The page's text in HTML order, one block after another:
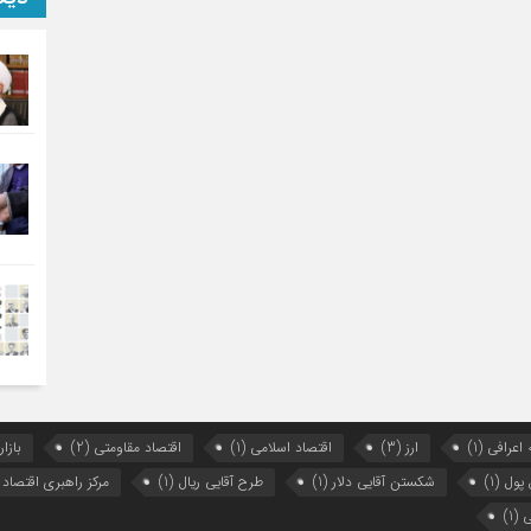
اعرافی (1) ارز (3) اقتصاد اسلامی (1) اقتصاد مقاومتی (2)
بازار
پول (1) شکستن آقایی دلار (1) طرح آقایی ریال (1)
مرکز راهبری
(1)